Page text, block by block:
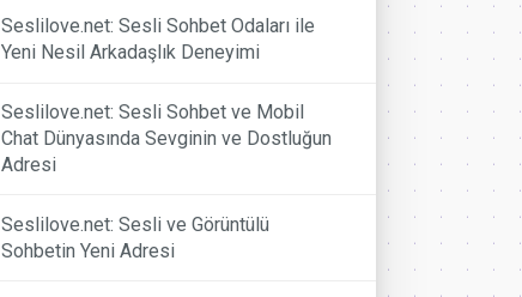
Seslilove.net: Sesli Sohbet Odaları ile
Yeni Nesil Arkadaşlık Deneyimi
Seslilove.net: Sesli Sohbet ve Mobil
Chat Dünyasında Sevginin ve Dostluğun
Adresi
Seslilove.net: Sesli ve Görüntülü
Sohbetin Yeni Adresi